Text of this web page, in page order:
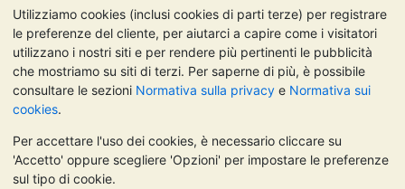
Utilizziamo cookies (inclusi cookies di parti terze) per registrare
le preferenze del cliente, per aiutarci a capire come i visitatori
utilizzano i nostri siti e per rendere più pertinenti le pubblicità
che mostriamo su siti di terzi. Per saperne di più, è possibile
consultare le sezioni Normativa sulla privacy e Normativa sui
cookies.
Per accettare l'uso dei cookies, è necessario cliccare su
'Accetto' oppure scegliere 'Opzioni' per impostare le preferenze
sul tipo di cookie.
Londra
W6 8DA
Regno Unito
TrustScore 4.7 | 488 recensioni
NOTA BENE: Il valore dei metalli preziosi può diminuire o
aumentare, e i trend storici non sono predittori dell'andamento